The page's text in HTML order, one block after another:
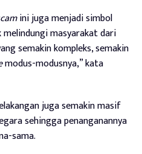
ini juga menjadi simbol
masyarakat dari
semakin kompleks, semakin
modus-modusnya,” kata
juga semakin masif
sehingga penanganannya
sama.